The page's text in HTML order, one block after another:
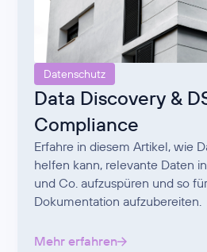
Datenschutz
Data Discovery &
Compliance
Erfahre in diesem Artikel, wie
helfen kann, relevante Daten
und Co. aufzuspüren und so
Dokumentation aufzubereiten.
Mehr erfahren